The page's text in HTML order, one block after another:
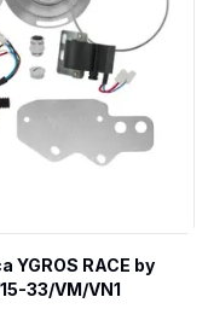
RACE by
33/VM/VN1